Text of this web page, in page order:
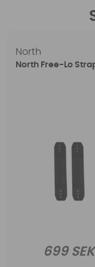
North
North Free-Lo
699 SEK